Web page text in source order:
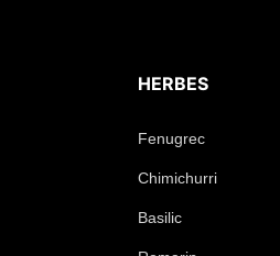
HERBES
Fenugrec
Chimichurri
Basilic